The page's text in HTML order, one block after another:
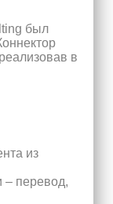
был
в
из
– перевод,